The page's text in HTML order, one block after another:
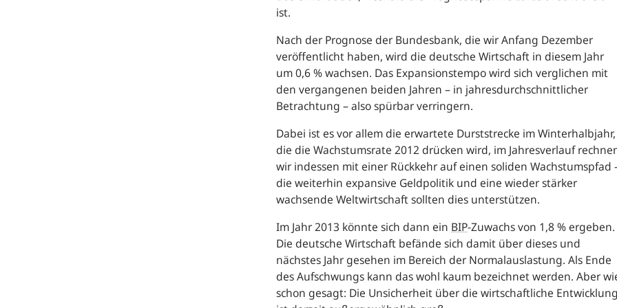
ist.
Nach der Prognose der Bundesbank, die wir Anfang Dezember
veröffentlicht haben, wird die deutsche Wirtschaft in diesem Jahr
um 0,6 % wachsen. Das Expansionstempo wird sich verglichen mit
den vergangenen beiden Jahren – in jahresdurchschnittlicher
Betrachtung – also spürbar verringern.
Dabei ist es vor allem die erwartete Durststrecke im Winterhalbjahr,
die die Wachstumsrate 2012 drücken wird, im Jahresverlauf
wir indessen mit einer Rückkehr auf einen soliden Wachstumspfad
die weiterhin expansive Geldpolitik und eine wieder stärker
wachsende Weltwirtschaft sollten dies unterstützen.
Im Jahr 2013 könnte sich dann ein BIP-Zuwachs von 1,8 % ergeben.
Die deutsche Wirtschaft befände sich damit über dieses und
nächstes Jahr gesehen im Bereich der Normalauslastung. Als Ende
des Aufschwungs kann das wohl kaum bezeichnet werden. Aber
schon gesagt: Die Unsicherheit über die wirtschaftliche Entwicklung